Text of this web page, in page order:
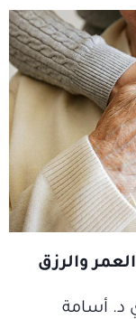
والرزق
د. أسامة